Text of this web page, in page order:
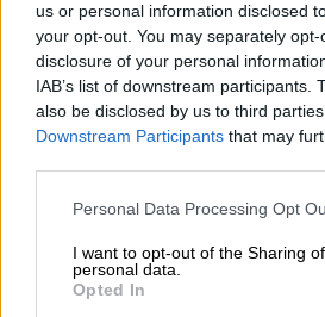
us or personal information disclosed
your opt-out. You may separately
disclosure of your personal
IAB’s list of downstream participants.
also be disclosed by us to third
Downstream Participants that may
Please note that this website/app
not limited to your visit or usage
grant or deny consent to Google and
use your data for below specified
Personal Data Processing Opt
I want to opt-out of the Sharing
personal data.
Opted In
Αθλητισμός|03.10.2024 00:14
Champions League:
με ήττες για Ρεάλ και
Νικητήριο γκολ με...
Τζόλης!
οδήγησε την Κλαμπ Μπριζ
Στουρμ